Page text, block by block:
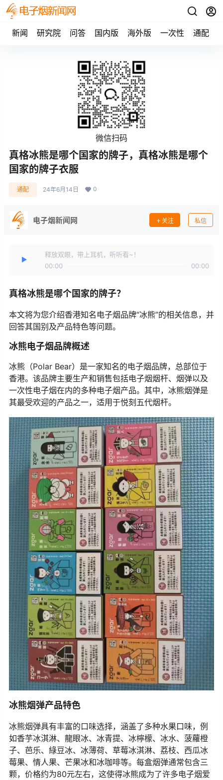
新闻 研究院 问答 国内版 海外版 一次性 通配
微信扫码
真格冰熊是哪个国家的牌子，真格冰熊是哪个
国家的牌子衣服
通配 24年6月14日 0
电子烟新闻网 关注 私信
释放双眼，带上耳机，听听看~！
00:00
00:00
真格冰熊是哪个国家的牌子？
本文将为您介绍香港知名电子烟品牌“冰熊”的相关信息，并
回答其国别及产品特色等问题。
冰熊电子烟品牌概述
冰熊（Polar Bear）是一家知名的电子烟品牌，总部位于
香港。该品牌主要生产和销售包括电子烟烟杆、烟弹以及
一次性电子烟在内的多种电子烟产品。其中，冰熊烟弹是
其最受欢迎的产品之一，适用于悦刻五代烟杆。
冰熊烟弹产品特色
冰熊烟弹具有丰富的口味选择，涵盖了多种水果口味，例
如香芋冰淇淋、龍眼冰、冰青提、冰檸檬、冰水、菠蘿橙
子、芭乐、綠豆冰、冰薄荷、草莓冰淇淋、荔枝、西瓜冰
莓果、情人果、芒果冰和冰咖啡等。每盒烟弹通常包含三
颗，价格约为80元左右，这使得冰熊成为了许多电子烟爱